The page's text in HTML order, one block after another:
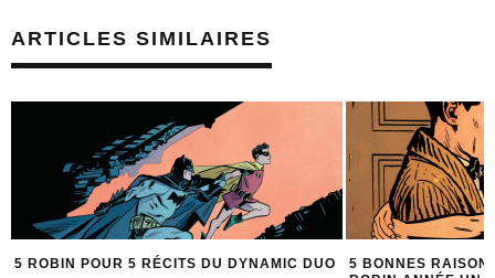
ARTICLES SIMILAIRES
5 ROBIN POUR 5 RÉCITS DU DYNAMIC DUO
5 BONNES